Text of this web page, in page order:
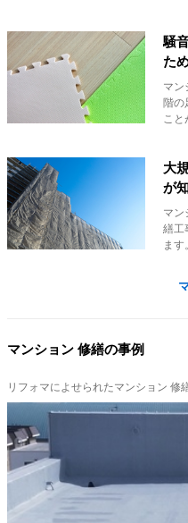
騒
た
マン
階の
こ
大
が
マン
繕工
ま
マンション 修繕の事例
リフォマによせられたマンション 修